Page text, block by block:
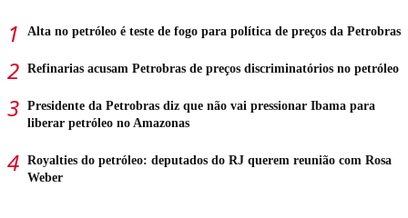
Alta no petróleo é teste de fogo para política de preços da Petrobras
Refinarias acusam Petrobras de preços discriminatórios no petróleo
Presidente da Petrobras diz que não vai pressionar Ibama para
liberar petróleo no Amazonas
Royalties do petróleo: deputados do RJ querem reunião com Rosa
Weber